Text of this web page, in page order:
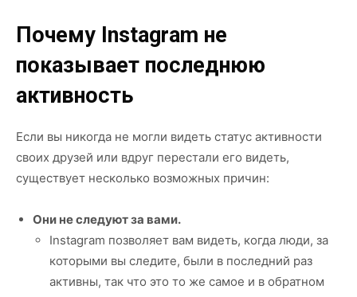
Почему Instagram не
показывает последнюю
активность
Если вы никогда не могли видеть статус активности
своих друзей или вдруг перестали его видеть,
существует несколько возможных причин:
Они не следуют за вами.
Instagram позволяет вам видеть, когда люди, за
которыми вы следите, были в последний раз
активны, так что это то же самое и в обратном